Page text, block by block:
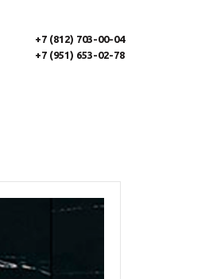
+7 (812) 703-00-04
+7 (951) 653-02-78